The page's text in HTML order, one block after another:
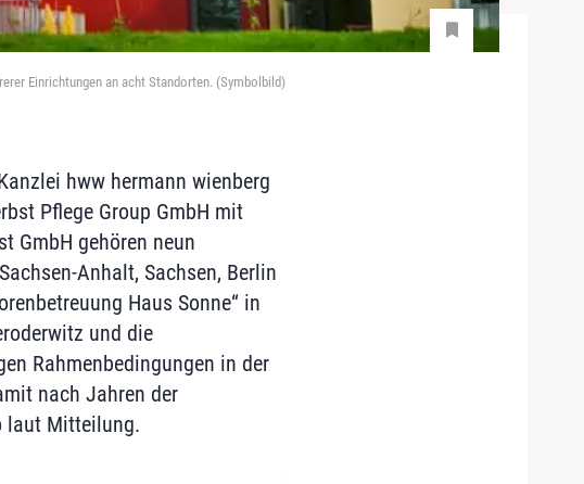
Einrichtungen an acht Standorten. (Symbolbild)
hww hermann wienberg
Pflege Group GmbH mit
GmbH gehören neun
Anhalt, Sachsen, Berlin
Haus Sonne“ in
und die
Rahmenbedingungen in der
nach Jahren der
laut Mitteilung.